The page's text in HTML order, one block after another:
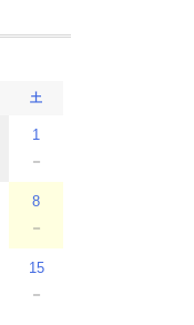
土
1
－
8
－
15
－